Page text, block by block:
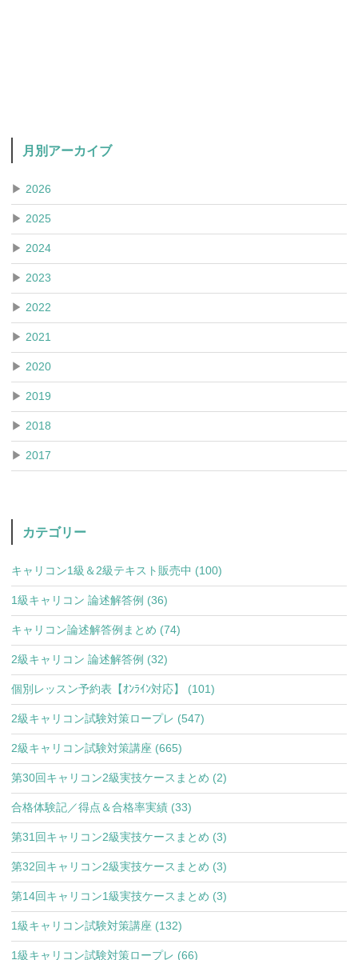
月別アーカイブ
▶ 2026
▶ 2025
▶ 2024
▶ 2023
▶ 2022
▶ 2021
▶ 2020
▶ 2019
▶ 2018
▶ 2017
カテゴリー
キャリコン1級＆2級テキスト販売中 (100)
1級キャリコン 論述解答例 (36)
キャリコン論述解答例まとめ (74)
2級キャリコン 論述解答例 (32)
個別レッスン予約表【ｵﾝﾗｲﾝ対応】 (101)
2級キャリコン試験対策ロープレ (547)
2級キャリコン試験対策講座 (665)
第30回キャリコン2級実技ケースまとめ (2)
合格体験記／得点＆合格率実績 (33)
第31回キャリコン2級実技ケースまとめ (3)
第32回キャリコン2級実技ケースまとめ (3)
第14回キャリコン1級実技ケースまとめ (3)
1級キャリコン試験対策講座 (132)
1級キャリコン試験対策ロープレ (66)